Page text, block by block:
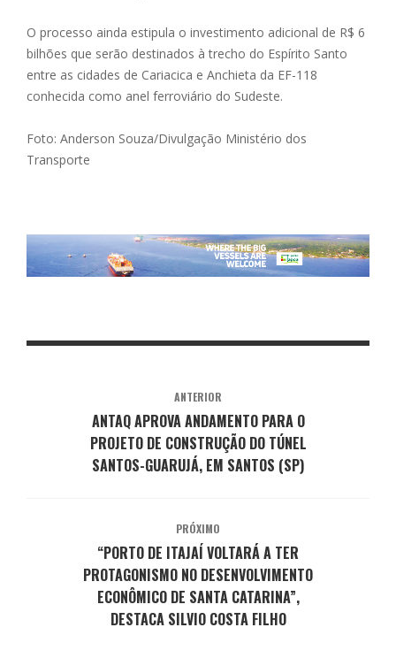
O processo ainda estipula o investimento adicional de R$ 6
bilhões que serão destinados à trecho do Espírito Santo
entre as cidades de Cariacica e Anchieta da EF-118
conhecida como anel ferroviário do Sudeste.
Foto: Anderson Souza/Divulgação Ministério dos
Transporte
ANTERIOR
ANTAQ APROVA ANDAMENTO PARA O
PROJETO DE CONSTRUÇÃO DO TÚNEL
SANTOS-GUARUJÁ, EM SANTOS (SP)
PRÓXIMO
“PORTO DE ITAJAÍ VOLTARÁ A TER
PROTAGONISMO NO DESENVOLVIMENTO
ECONÔMICO DE SANTA CATARINA”,
DESTACA SILVIO COSTA FILHO